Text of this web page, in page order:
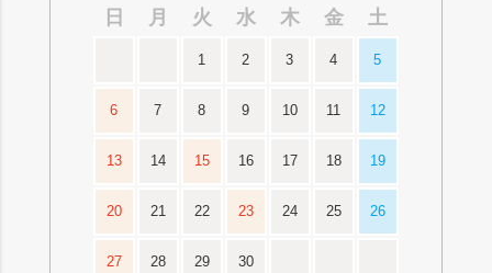
日
月 火 水 木 金 土
1 2 3 4 5
6 7 8 9 10 11 12
13 14 15 16 17 18 19
20 21 22 23 24 25 26
27 28 29 30